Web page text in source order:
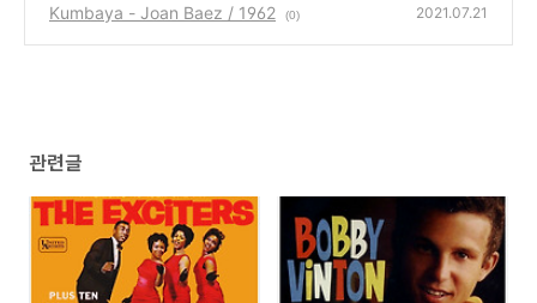
Kumbaya - Joan Baez / 1962 (0) 2021.07.21
관련글